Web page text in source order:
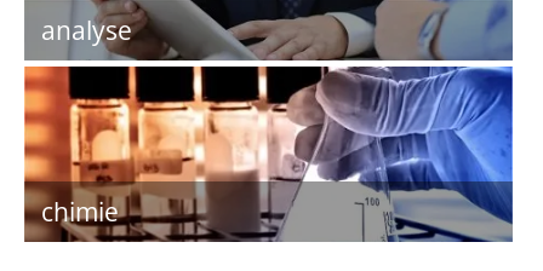
analyse
chimie